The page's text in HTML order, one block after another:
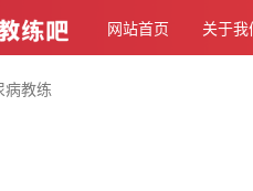
网站首页 关于我
病教练